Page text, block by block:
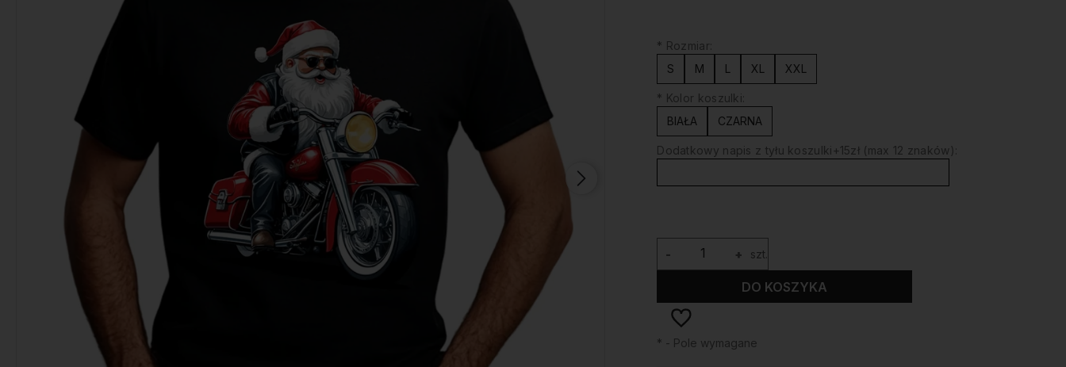
* Rozmiar:
S
M L XL XXL
* Kolor koszulki:
BIAŁA
CZARNA
Dodatkowy napis z tyłu koszulki+15zł (max 12 znaków):
+
- szt.
DO KOSZYKA
* - Pole wymagane